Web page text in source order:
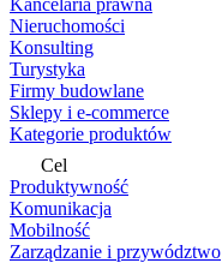
Kancelaria prawna
Nieruchomości
Konsulting
Turystyka
Firmy budowlane
Sklepy i e-commerce
Kategorie produktów
Cel
Produktywność
Komunikacja
Mobilność
Zarządzanie i przywództwo